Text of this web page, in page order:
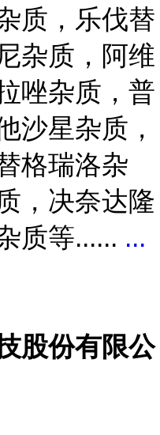
质，乐伐替
杂质，阿维
唑杂质，普
沙星杂质，
格瑞洛杂
，决奈达隆
质等...... ...
股份有限公